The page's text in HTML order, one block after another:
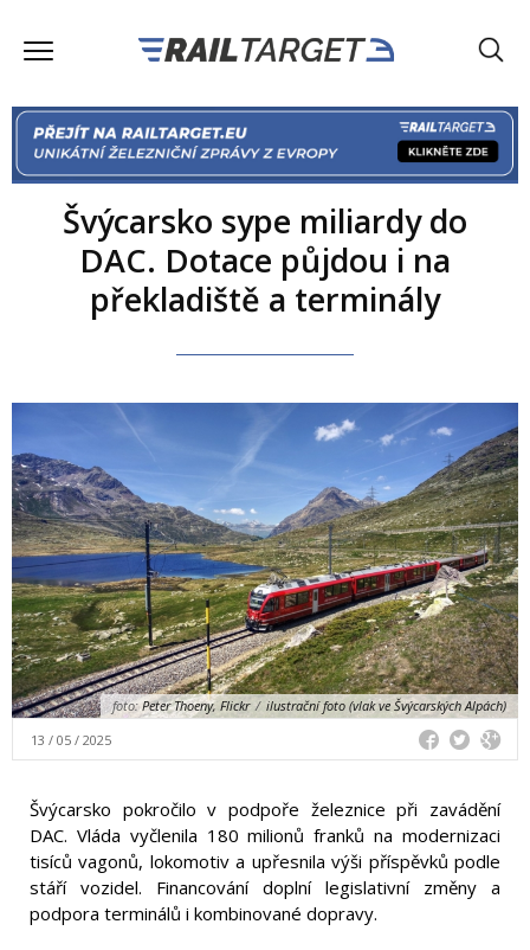
Švýcarsko sype miliardy do
DAC. Dotace půjdou i na
překladiště a terminály
foto:Peter Thoeny, Flickr / ilustrační foto (vlak ve Švýcarských Alpách)
13 / 05 / 2025
Švýcarsko pokročilo v podpoře železnice při zavádění
DAC. Vláda vyčlenila 180 milionů franků na modernizaci
tisíců vagonů, lokomotiv a upřesnila výši příspěvků podle
stáří vozidel. Financování doplní legislativní změny a
podpora terminálů i kombinované dopravy.